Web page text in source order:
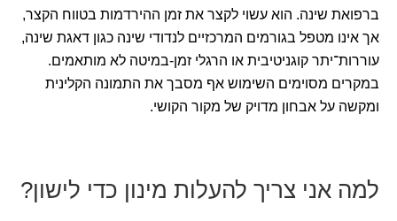
ברפואת שינה. הוא עשוי לקצר את זמן ההירדמות בטווח הקצר,
אך אינו מטפל בגורמים המרכזיים לנדודי שינה כגון דאגת שינה,
עוררות־יתר קוגניטיבית או הרגלי זמן-במיטה לא מותאמים.
במקרים מסוימים השימוש אף מסבך את התמונה הקלינית
ומקשה על אבחון מדויק של מקור הקושי.
למה אני צריך להעלות מינון כדי לישון?